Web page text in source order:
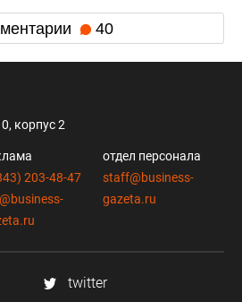
40
корпус 2
203-48-47
отдел персонала
staff@business-
gazeta.ru
twitter